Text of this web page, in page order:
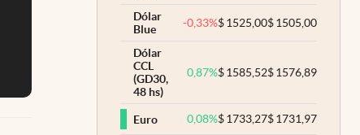
Dólar
Blue
-0,33%$1525,00$1505,00
Dólar
CCL
(GD30,
48 hs)
0,87%$1585,52$1576,89
Euro 0,08%$1733,27$1731,97